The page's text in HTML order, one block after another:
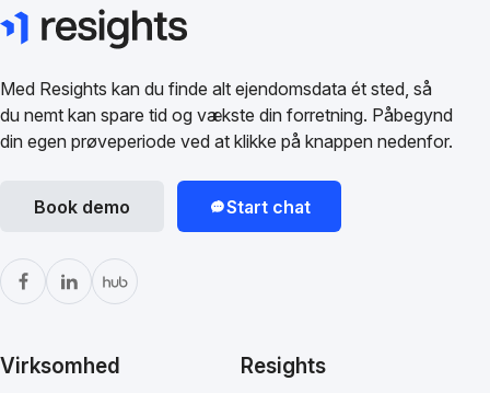
Med Resights kan du finde alt ejendomsdata ét sted, så
du nemt kan spare tid og vækste din forretning. Påbegynd
din egen prøveperiode ved at klikke på knappen nedenfor.
Book demo Start chat
Virksomhed Resights